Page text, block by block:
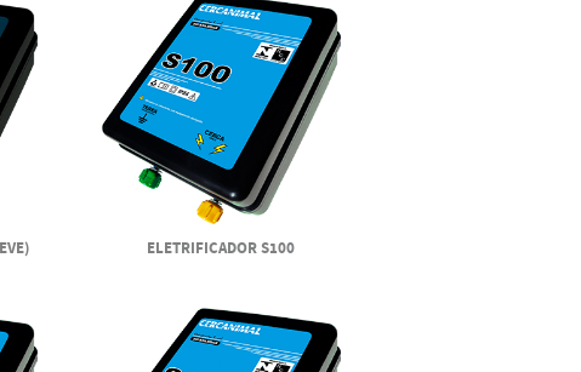
ELETRIFICADOR S100